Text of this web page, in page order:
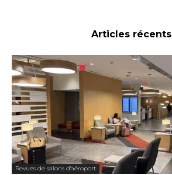
Articles récents
Revues de salons d'aéroport